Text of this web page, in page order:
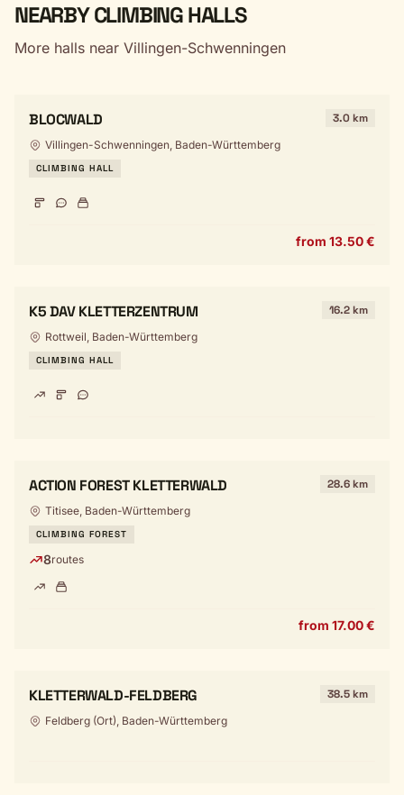
NEARBY CLIMBING HALLS
More halls near Villingen-Schwenningen
BLOCWALD 3.0 km
Villingen-Schwenningen, Baden-Württemberg
CLIMBING HALL
from 13.50 €
K5 DAV KLETTERZENTRUM 16.2 km
Rottweil, Baden-Württemberg
CLIMBING HALL
ACTION FOREST KLETTERWALD 28.6 km
Titisee, Baden-Württemberg
CLIMBING FOREST
8routes
from 17.00 €
KLETTERWALD-FELDBERG 38.5 km
Feldberg (Ort), Baden-Württemberg